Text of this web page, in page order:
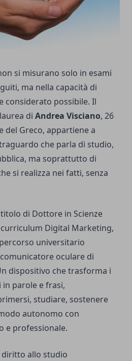
si misurano solo in esami
ma nella capacità di
considerato possibile. Il
di Andrea Visciano, 26
del Greco, appartiene a
che parla di studio,
ma soprattutto di
si realizza nei fatti, senza
di Dottore in Scienze
Digital Marketing,
universitario
oculare di
dispositivo che trasforma i
parole e frasi,
studiare, sostenere
autonomo con
e professionale.
diritto allo studio